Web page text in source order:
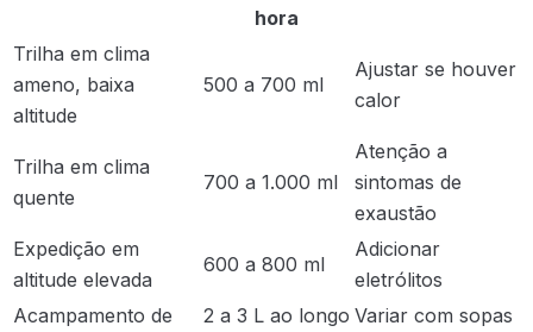
hora
Trilha em clima
ameno, baixa
altitude
500 a 700 ml
Ajustar se houver
calor
Trilha em clima
quente
700 a 1.000 ml
Atenção a
sintomas de
exaustão
Expedição em
altitude elevada
600 a 800 ml
Adicionar
eletrólitos
Acampamento de
2 a 3 L ao longo Variar com sopas